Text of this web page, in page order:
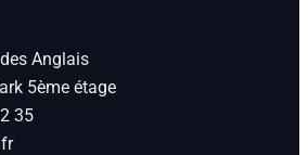
Anglais
5ème étage
35